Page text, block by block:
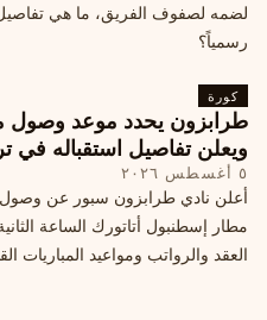
لضمه لصفوف الفريق، ما هي
رسمياً؟
كورة
طرابزون يحدد موعد وصول
ويعلن تفاصيل استقباله في
٥ أغسطس ٢٠٢٦
أعلن نادي طرابزون سبور عن
مطار إسطنبول أتاتورك الساعة
العقد والرواتب ومواعيد